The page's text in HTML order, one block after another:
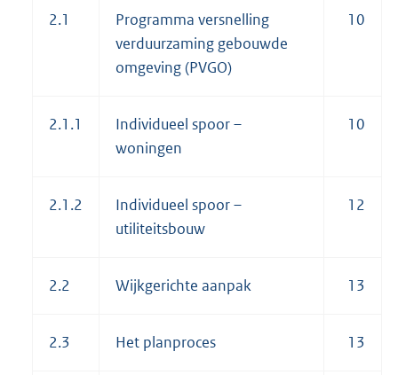
2.1
Programma versnelling
verduurzaming gebouwde
omgeving (PVGO)
10
2.1.1
Individueel spoor –
woningen
10
2.1.2
Individueel spoor –
utiliteitsbouw
12
2.2 Wijkgerichte aanpak 13
2.3 Het planproces 13